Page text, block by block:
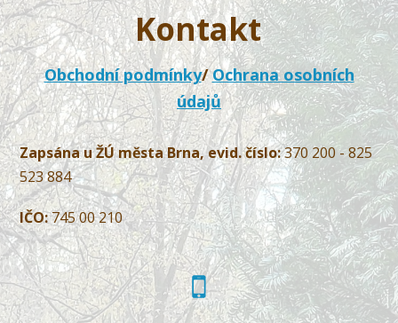
Kontakt
Obchodní podmínky/Ochrana osobních
údajů
Zapsána u ŽÚ města Brna, evid. číslo:370 200 - 825
523 884
IČO:745 00 210